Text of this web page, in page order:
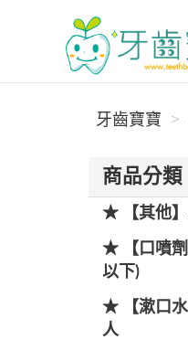
牙齒寶寶
牙齒寶寶
商品分類
★ 【其他
★ 【口噴
以下)
★ 【漱口
人